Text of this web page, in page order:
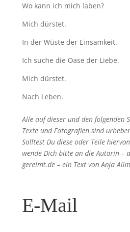
Wo kann ich mich laben?
Mich dürstet.
In der Wüste der Einsamkeit.
Ich suche die Oase der Liebe.
Mich dürstet.
Nach Leben.
Alle auf dieser und den folgenden
Texte und Fotografien sind
Solltest Du diese oder Teile
wende Dich bitte an die Autorin –
gereimt.de – ein Text von Anja
E-Mail